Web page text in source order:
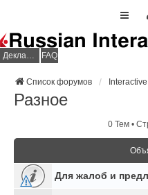
Декларация НДФЛ FAQ
Список форумов
Разное
0 Тем •
Для жалоб и